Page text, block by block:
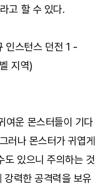
고 할 수 있다.
인스턴스 던전 1 -
지역)
여운 몬스터들이 기다
러나 몬스터가 귀엽게
도 있으니 주의하는 것
강력한 공격력을 보유